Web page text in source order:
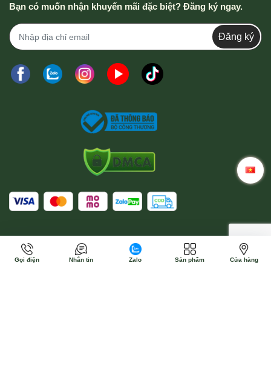
Bạn có muốn nhận khuyến mãi đặc biệt? Đăng ký ngay.
Đăng ký
Gọi điện Nhắn tin Zalo Sản phẩm Cửa hàng